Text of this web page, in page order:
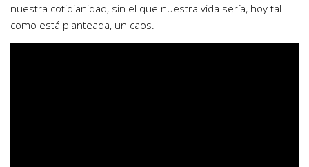
nuestra cotidianidad, sin el que nuestra vida sería, hoy tal
como está planteada, un caos.